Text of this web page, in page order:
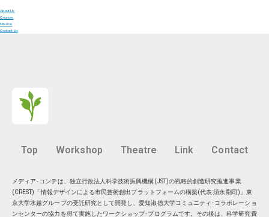
About Us
Courses
Mission
Contact Us
Top Workshop Theatre Link Contact
メディア･コンテは、独立行政法人科学技術振興機構(JST)の戦略的創造研究推進事業
(CREST)「情報デザインによる市民芸術創出プラットフォームの構築(代表:須永剛司)」東
京大学水越グループの受託研究として開発し、愛知淑徳大学コミュニティ･コラボレーショ
ンセンターの協力を得て実施したワークショップ･プログラムです。その後は、科学研究費